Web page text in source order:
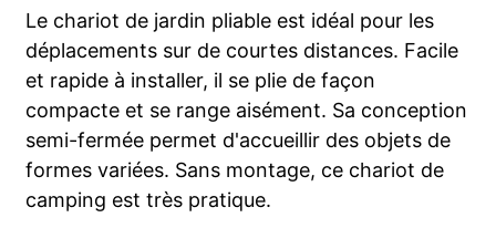
Le chariot de jardin pliable est idéal pour les
déplacements sur de courtes distances. Facile
et rapide à installer, il se plie de façon
compacte et se range aisément. Sa conception
semi-fermée permet d'accueillir des objets de
formes variées. Sans montage, ce chariot de
camping est très pratique.